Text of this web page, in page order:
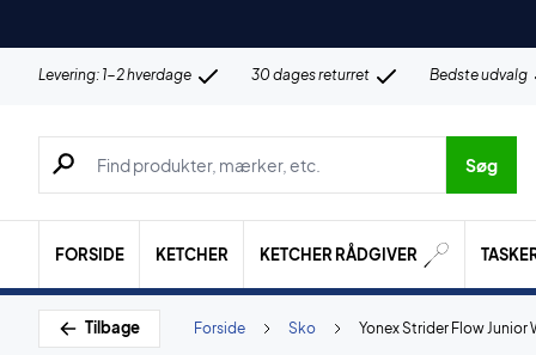
Levering: 1-2 hverdage 30 dages returret Bedste udvalg
Søg efter produkter, mærker etc.
Søg
FORSIDE KETCHER KETCHER RÅDGIVER
Tilbage Yonex Strider Flow Junior
Sko
Forside